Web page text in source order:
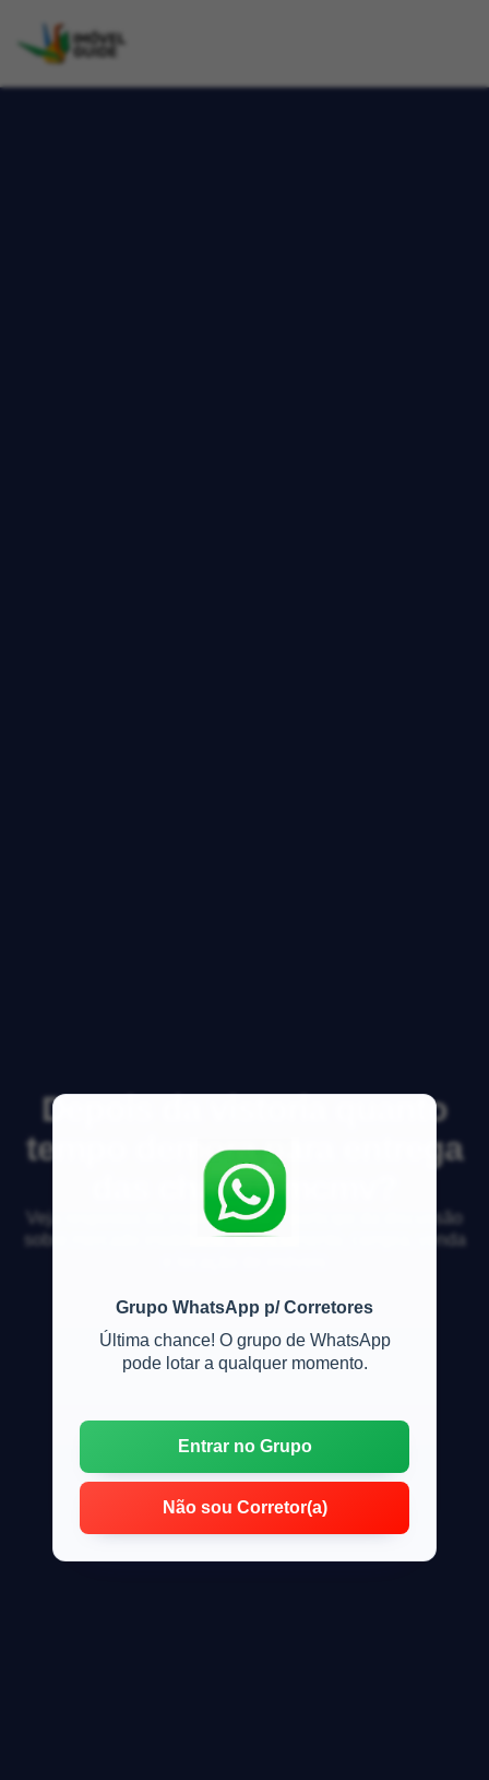
Grupo WhatsApp p/ Corretores
Última chance! O grupo de WhatsApp
pode lotar a qualquer momento.
Entrar no Grupo
Não sou Corretor(a)
Depois da vistoria quanto
tempo demora para entrega
das chaves mcmv?
Veja respostas de especialistas e participe da discussão
sobre mercado imobiliário, financiamento, compra, venda